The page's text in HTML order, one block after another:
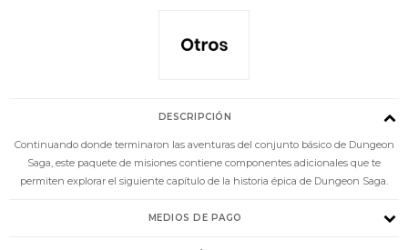
DESCRIPCIÓN
Continuando donde terminaron las aventuras del conjunto básico de Dungeon
Saga, este paquete de misiones contiene componentes adicionales que te
permiten explorar el siguiente capítulo de la historia épica de Dungeon Saga.
MEDIOS DE PAGO